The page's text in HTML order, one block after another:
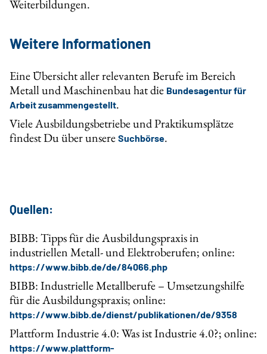
Weiterbildungen.
Weitere Informationen
Eine Übersicht aller relevanten Berufe im Bereich
Metall und Maschinenbau hat die Bundesagentur für
Arbeit zusammengestellt.
Viele Ausbildungsbetriebe und Praktikumsplätze
findest Du über unsere Suchbörse.
Quellen:
BIBB: Tipps für die Ausbildungspraxis in
industriellen Metall- und Elektroberufen; online:
https://www.bibb.de/de/84066.php
BIBB: Industrielle Metallberufe – Umsetzungshilfe
für die Ausbildungspraxis; online:
https://www.bibb.de/dienst/publikationen/de/9358
Plattform Industrie 4.0: Was ist Industrie 4.0?; online:
https://www.plattform-